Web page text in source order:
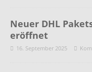
Neuer DHL
eröffnet
16. September 2025